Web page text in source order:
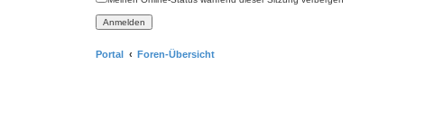
Portal Foren-Übersicht